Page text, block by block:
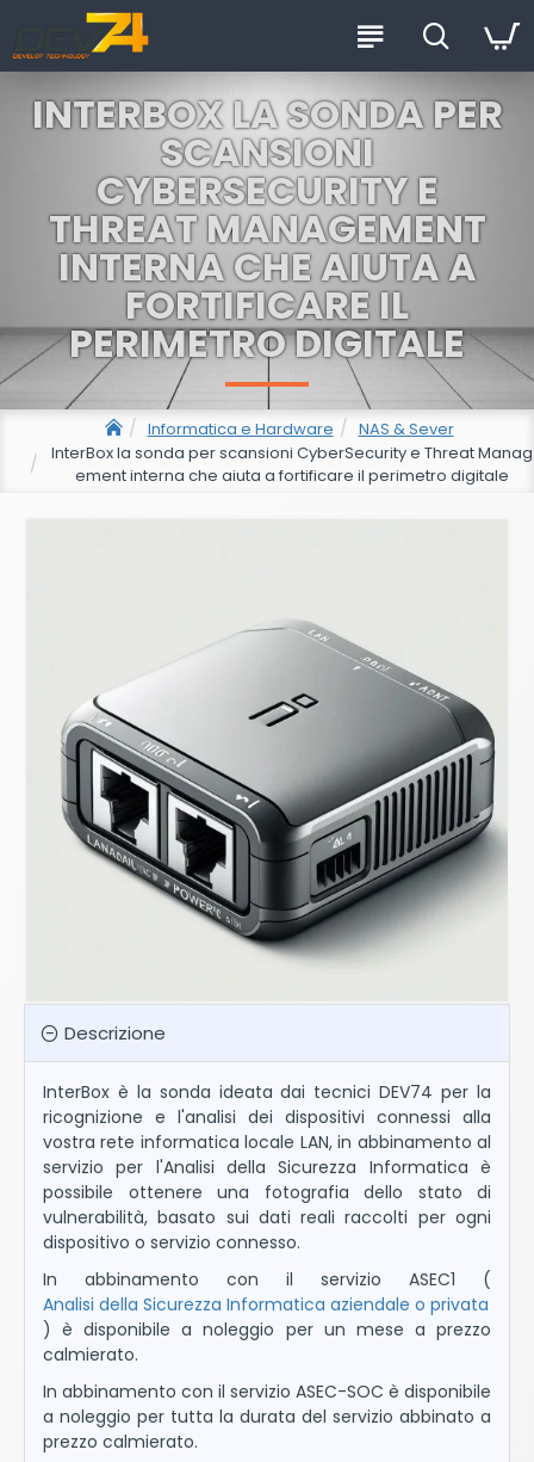
Informatica e Hardware
NAS & Sever
InterBox la sonda per scansioni CyberSecurity e Threat Manag
ement interna che aiuta a fortificare il perimetro digitale
INTERBOX LA SONDA PER
SCANSIONI
CYBERSECURITY E
THREAT MANAGEMENT
INTERNA CHE AIUTA A
FORTIFICARE IL
PERIMETRO DIGITALE
Descrizione
InterBox è la sonda ideata dai tecnici DEV74 per la
ricognizione e l'analisi dei dispositivi connessi alla
vostra rete informatica locale LAN, in abbinamento al
servizio per l'Analisi della Sicurezza Informatica è
possibile ottenere una fotografia dello stato di
vulnerabilità, basato sui dati reali raccolti per ogni
dispositivo o servizio connesso.
In abbinamento con il servizio ASEC1 (
Analisi della Sicurezza Informatica aziendale o privata
) è disponibile a noleggio per un mese a prezzo
calmierato.
In abbinamento con il servizio ASEC-SOC è disponibile
a noleggio per tutta la durata del servizio abbinato a
prezzo calmierato.